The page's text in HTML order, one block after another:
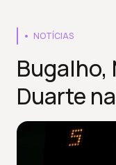
NOTÍCIAS
Bugalho,
Duarte